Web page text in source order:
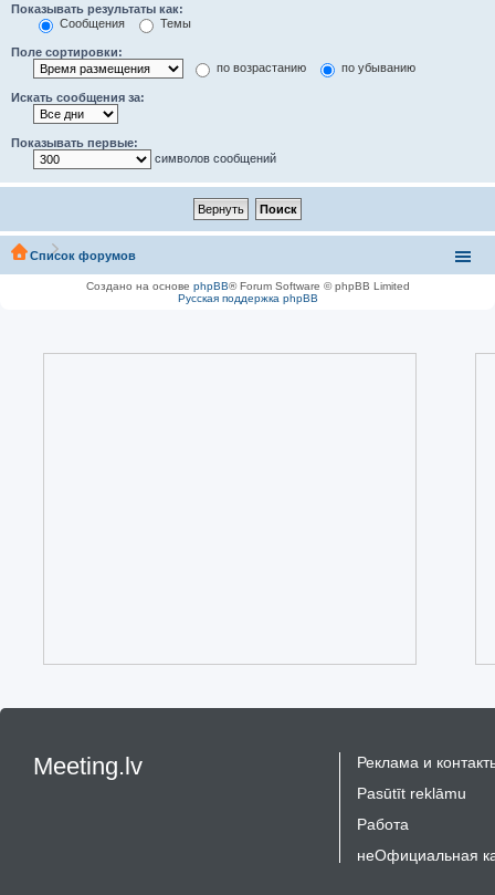
Показывать результаты как:
Сообщения
Темы
Поле сортировки:
по возрастанию
по убыванию
Искать сообщения за:
Показывать первые:
символов сообщений
Список форумов
Создано на основе phpBB® Forum Software © phpBB Limited
Русская поддержка phpBB
Meeting.lv
Реклама и
Pasūtīt reklāmu
Работа
неОфициальная